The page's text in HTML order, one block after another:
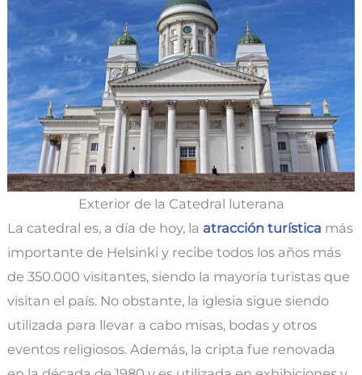
Exterior de la Catedral luterana
La catedral es, a día de hoy, la atracción turística más
importante de Helsinki y recibe todos los años más
de 350.000 visitantes, siendo la mayoría turistas que
visitan el país. No obstante, la iglesia sigue siendo
utilizada para llevar a cabo misas, bodas y otros
eventos religiosos. Además, la cripta fue renovada